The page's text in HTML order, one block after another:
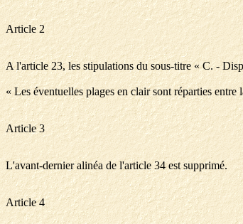
Article 2
A l'article 23, les stipulations du sous-titre « C. -
« Les éventuelles plages en clair sont réparties
Article 3
L'avant-dernier alinéa de l'article 34 est supprimé.
Article 4